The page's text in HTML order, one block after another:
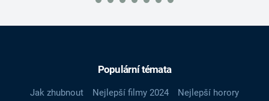
Populární témata
Jak zhubnout Nejlepší filmy 2024
Nejlepší horory